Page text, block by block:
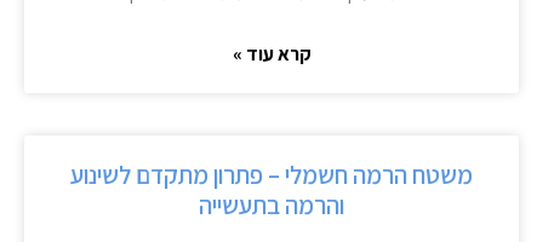
קרא עוד »
משטח הרמה חשמלי – פתרון מתקדם לשינוע
והרמה בתעשייה